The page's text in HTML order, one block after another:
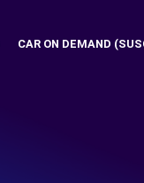
CAR ON DEMAND